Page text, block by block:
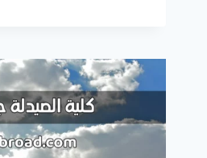
القبول
والرسوم
الدراسية